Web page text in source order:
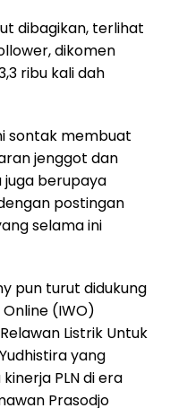
dibagikan, terlihat
dikomen
ribu kali dah
sontak membuat
jenggot dan
juga berupaya
postingan
selama ini
pun turut didukung
(IWO)
Listrik Untuk
yang
PLN di era
Prasodjo